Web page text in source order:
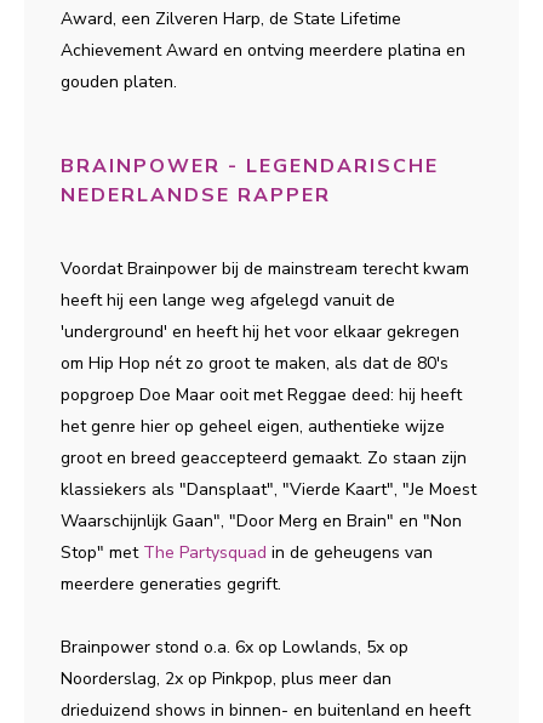
Award, een Zilveren Harp, de State Lifetime
Achievement Award en ontving meerdere platina en
gouden platen.
BRAINPOWER - LEGENDARISCHE
NEDERLANDSE RAPPER
Voordat Brainpower bij de mainstream terecht kwam
heeft hij een lange weg afgelegd vanuit de
'underground' en heeft hij het voor elkaar gekregen
om Hip Hop nét zo groot te maken, als dat de 80's
popgroep Doe Maar ooit met Reggae deed: hij heeft
het genre hier op geheel eigen, authentieke wijze
groot en breed geaccepteerd gemaakt. Zo staan zijn
klassiekers als "Dansplaat", "Vierde Kaart", "Je Moest
Waarschijnlijk Gaan", "Door Merg en Brain" en "Non
Stop" met The Partysquad in de geheugens van
meerdere generaties gegrift.
Brainpower stond o.a. 6x op Lowlands, 5x op
Noorderslag, 2x op Pinkpop, plus meer dan
drieduizend shows in binnen- en buitenland en heeft